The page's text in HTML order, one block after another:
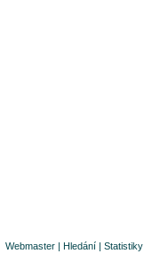
Webmaster | Hledání | Statistiky